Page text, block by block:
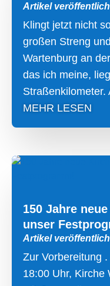
Artikel
Klingt jetzt nicht
großen Streng
Wartenburg an
das ich meine,
Straßenkilometer.
MEHR LESEN
150 Jahre
unser
Artikel
Zur Vorbereitung
18:00 Uhr, Kirche